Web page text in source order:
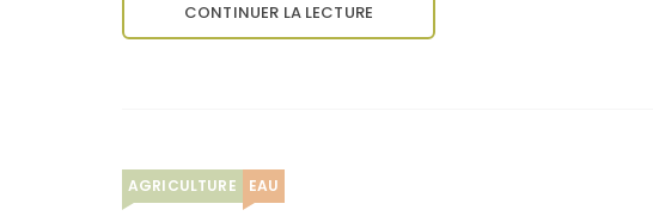
CONTINUER LA LECTURE
AGRICULTURE EAU